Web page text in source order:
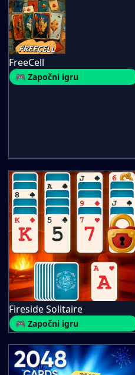
FreeCell
🎮 Započni igru
Fireside Solitaire
🎮 Započni igru